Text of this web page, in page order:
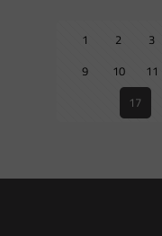
1 2 3
9
10 11
17